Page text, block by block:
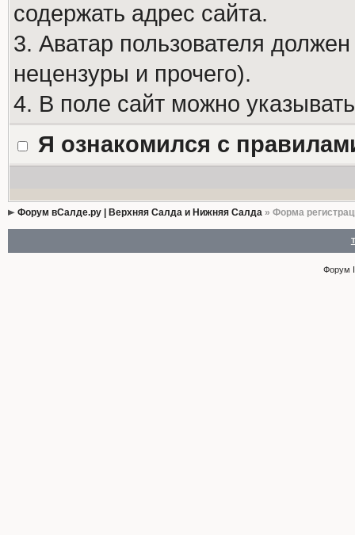
содержать адрес сайта.
3. Аватар пользователя
нецензуры и прочего).
4. В поле сайт можно
Я ознакомился с
Форум вСалде.ру | Верхняя Салда и Нижняя Салда» Форма
Форум